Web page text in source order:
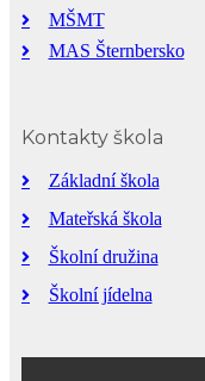
MŠMT
MAS Šternbersko
Kontakty škola
Základní škola
Mateřská škola
Školní družina
Školní jídelna